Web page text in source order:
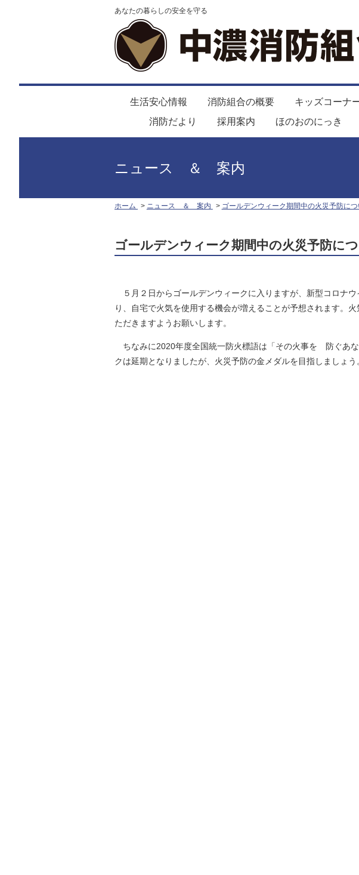
あなたの暮らしの安全を守る
生活安心情報 消防組合の概要 キッズコーナ
消防だより
採用案内 ほのおのにっき
ニュース ＆ 案内
ホーム ニュース ＆ 案内 ゴールデンウィーク期間中の火災予防につ
ゴールデンウィーク期間中の火災予防に
５月２日からゴールデンウィークに入りますが、新型コロナ
り、自宅で火気を使用する機会が増えることが予想されます。
ただきますようお願いします。
ちなみに2020年度全国統一防火標語は「その火事を 防ぐあ
クは延期となりましたが、火災予防の金メダルを目指しましょう